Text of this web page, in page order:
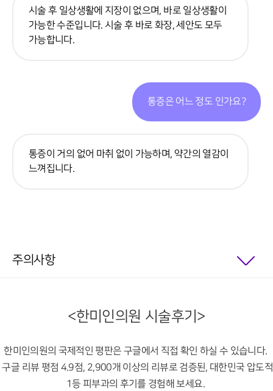
시술 후 일상생활에 지장이 없으며, 바로 일상생활이
가능한 수준입니다. 시술 후 바로 화장, 세안도 모두
가능합니다.
통증은 어느 정도 인가요?
통증이 거의 없어 마취 없이 가능하며, 약간의 열감이
느껴집니다.
주의사항
<한미인의원 시술후기>
한미인의원의 국제적인 평판은 구글에서 직접 확인 하실 수 있습니다.
구글 리뷰 평점 4.9점, 2,900개 이상의 리뷰로 검증된, 대한민국 압도적
1등 피부과의 후기를 경험해 보세요.